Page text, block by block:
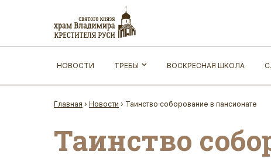
НОВОСТИ ТРЕБЫ ВОСКРЕСНАЯ ШКОЛА
Главная › Новости › Таинство соборование в пансионате
Таинство